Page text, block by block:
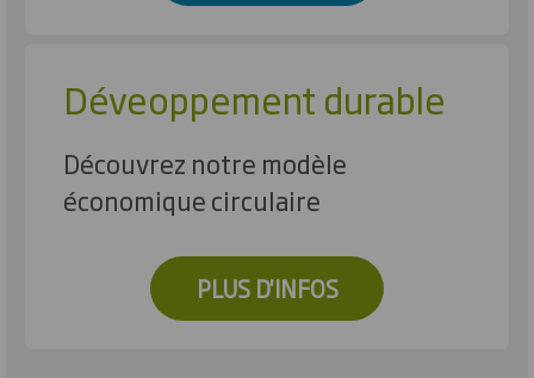
Déveoppement durable
Découvrez notre modèle
économique circulaire
PLUS D'INFOS